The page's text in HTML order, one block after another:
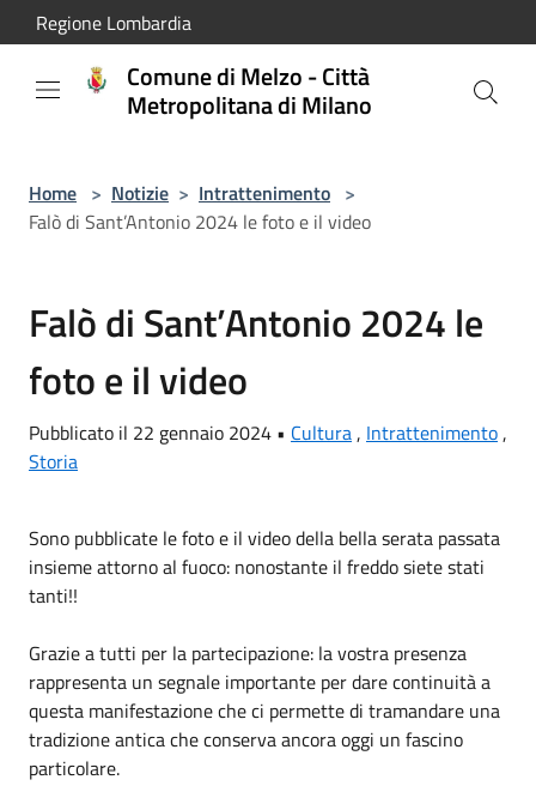
Salta al contenuto principale
Regione Lombardia
Comune di Melzo - Città
Metropolitana di Milano
Home > Notizie > Intrattenimento >
Falò di Sant’Antonio 2024 le foto e il video
Falò di Sant’Antonio 2024 le
foto e il video
Pubblicato il 22 gennaio 2024 • Cultura, Intrattenimento,
Storia
Sono pubblicate le foto e il video della bella serata passata
insieme attorno al fuoco: nonostante il freddo siete stati
tanti!!
Grazie a tutti per la partecipazione: la vostra presenza
rappresenta un segnale importante per dare continuità a
questa manifestazione che ci permette di tramandare una
tradizione antica che conserva ancora oggi un fascino
particolare.